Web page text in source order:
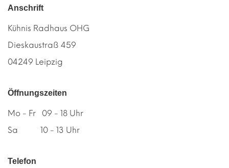
Anschrift
Kühnis Radhaus OHG
Dieskaustraß 459
04249 Leipzig
Öffnungszeiten
Mo - Fr 09 - 18 Uhr
Sa 10 - 13 Uhr
Telefon